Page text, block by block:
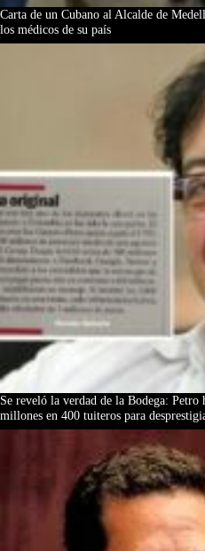
Carta de un Cubano al Alcalde de
los médicos de su país
Se reveló la verdad de la Bodega: Petro
millones en 400 tuiteros para